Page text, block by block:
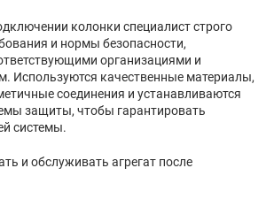
колонки специалист строго
и нормы безопасности,
организациями и
Используются качественные материалы,
соединения и устанавливаются
защиты, чтобы гарантировать
системы.
и обслуживать агрегат после